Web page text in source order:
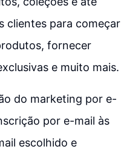
clientes para começar
fornecer
e muito mais.
do marketing por e-
por e-mail às
escolhido e